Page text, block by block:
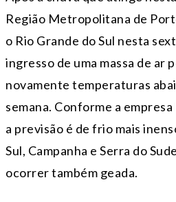
Região Metropolitana de
o Rio Grande do Sul nesta
ingresso de uma massa de ar
novamente temperaturas
semana. Conforme a
a previsão é de frio mais
Sul, Campanha e Serra do
ocorrer também geada.